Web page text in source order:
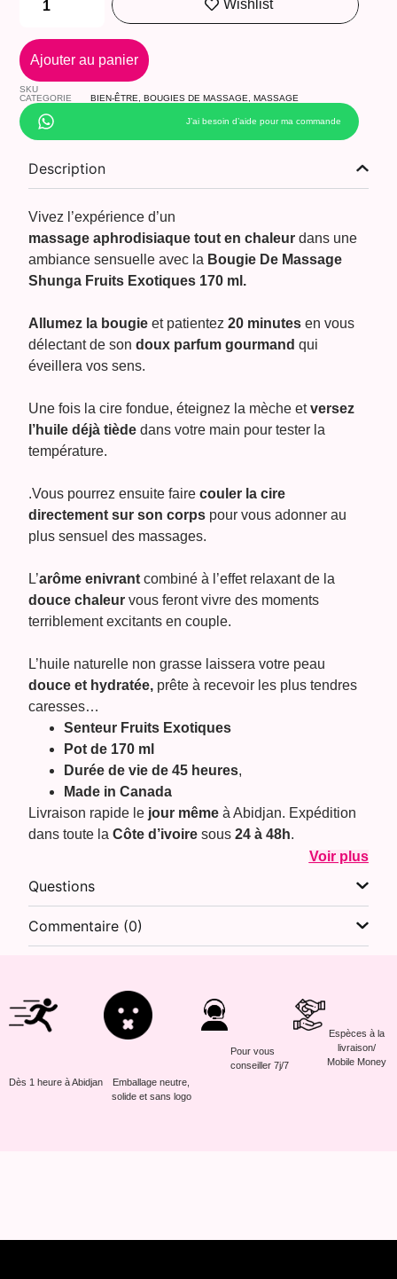
Wishlist
Ajouter au panier
SKU
CATEGORIE
BIEN-ÊTRE BOUGIES DE MASSAGE MASSAGE
J’ai besoin d’aide pour ma commande
Description
Vivez l’expérience d’un
massage aphrodisiaque tout en chaleur dans une
ambiance sensuelle avec la Bougie De Massage
Shunga Fruits Exotiques 170 ml.
Allumez la bougie et patientez20 minutes en vous
délectant de sondoux parfum gourmandqui
éveillera vos sens.
Une fois la cire fondue, éteignez la mèche etversez
l’huile déjà tiède dans votre main pour tester la
température.
.Vous pourrez ensuite faire couler la cire
directement sur son corps pour vous adonner au
plus sensuel des massages.
L’arôme enivrant combiné à l’effet relaxant de la
douce chaleur vous feront vivre des moments
terriblement excitants en couple.
L’huile naturelle non grasse laissera votre peau
douce et hydratée, prête à recevoir les plus tendres
caresses…
Senteur Fruits Exotiques
Pot de 170 ml
Durée de vie de 45 heures,
Made in Canada
Livraison rapide le jour même à Abidjan. Expédition
dans toute laCôte d’ivoire sous24 à 48h.
Voir plus
Questions
Commentaire (0)
Dès 1 heure à Abidjan
Emballage neutre,
solide et sans logo
Pour vous
conseiller 7j/7
Espèces à la
livraison/
Mobile Money